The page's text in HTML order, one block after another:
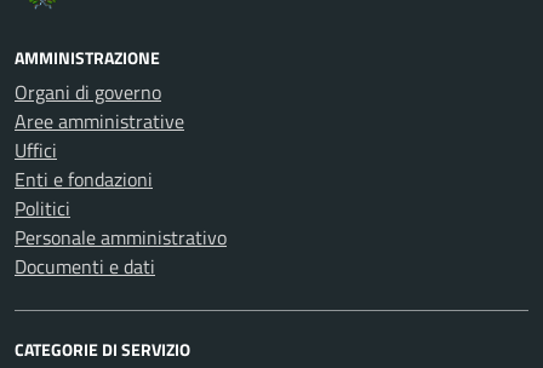
AMMINISTRAZIONE
Organi di governo
Aree amministrative
Uffici
Enti e fondazioni
Politici
Personale amministrativo
Documenti e dati
CATEGORIE DI SERVIZIO